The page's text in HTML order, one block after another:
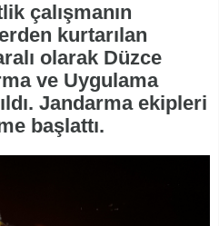
çalışmanın
kurtarılan
olarak Düzce
ve Uygulama
Jandarma ekipleri
başlattı.